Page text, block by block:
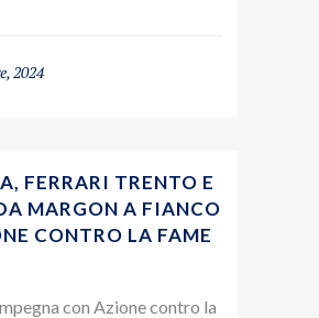
2024
FERRARI TRENTO E
MARGON A FIANCO
CONTRO LA FAME
con Azione contro la